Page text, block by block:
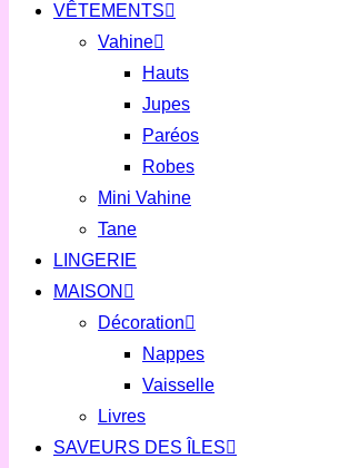
VÊTEMENTS
Vahine
Hauts
Jupes
Paréos
Robes
Mini Vahine
Tane
LINGERIE
MAISON
Décoration
Nappes
Vaisselle
Livres
SAVEURS DES ÎLES